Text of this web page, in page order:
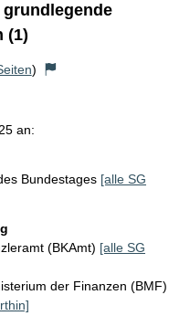
grundlegende
(1)
)
an:
Bundestages [alle SG
(BKAmt) [alle SG
der Finanzen (BMF)